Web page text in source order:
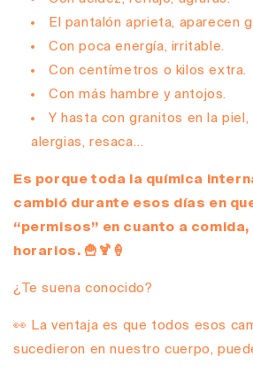
El pantalón aprieta, aparecen
Con poca energía, irritable.
Con centímetros o kilos extra.
Con más hambre y antojos.
Y hasta con granitos en la
alergias, resaca…
Es porque toda la química
cambió durante esos días en
“permisos” en cuanto a comida,
horarios. 🍟🍹🍦
¿Te suena conocido?
👀 La ventaja es que todos esos
sucedieron en nuestro cuerpo,